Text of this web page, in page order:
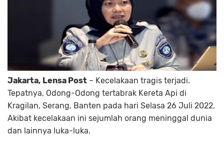
Jakarta, Lensa Post – Kecelakaan tragis terjadi.
Tepatnya, Odong-Odong tertabrak Kereta Api di
Kragilan, Serang, Banten pada hari Selasa 26 Juli 2022.
Akibat kecelakaan ini sejumlah orang meninggal dunia
dan lainnya luka-luka.